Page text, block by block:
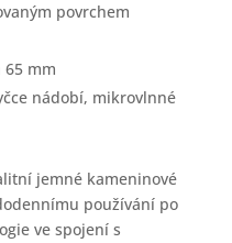
povrchem
65 mm
nádobí, mikrovlnné
jemné kameninové
používání po
ve spojení s